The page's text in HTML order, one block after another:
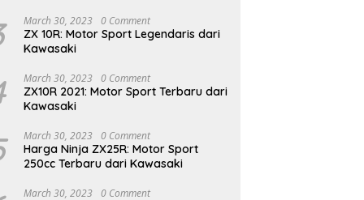
March 30, 2023 0 Comment
ZX 10R: Motor Sport Legendaris dari
Kawasaki
March 30, 2023 0 Comment
ZX10R 2021: Motor Sport Terbaru dari
Kawasaki
March 30, 2023 0 Comment
Harga Ninja ZX25R: Motor Sport
250cc Terbaru dari Kawasaki
March 30, 2023 0 Comment